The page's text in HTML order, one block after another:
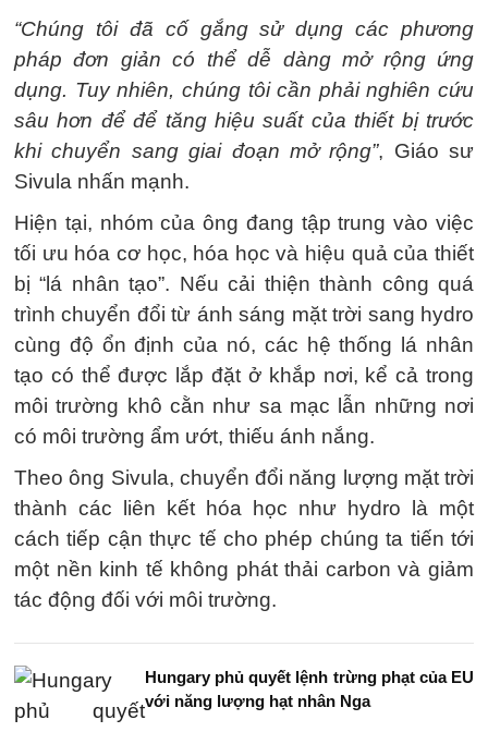
“Chúng tôi đã cố gắng sử dụng các phương
pháp đơn giản có thể dễ dàng mở rộng ứng
dụng. Tuy nhiên, chúng tôi cần phải nghiên cứu
sâu hơn để để tăng hiệu suất của thiết bị trước
khi chuyển sang giai đoạn mở rộng”, Giáo sư
Sivula nhấn mạnh.
Hiện tại, nhóm của ông đang tập trung vào việc
tối ưu hóa cơ học, hóa học và hiệu quả của thiết
bị “lá nhân tạo”. Nếu cải thiện thành công quá
trình chuyển đổi từ ánh sáng mặt trời sang hydro
cùng độ ổn định của nó, các hệ thống lá nhân
tạo có thể được lắp đặt ở khắp nơi, kể cả trong
môi trường khô cằn như sa mạc lẫn những nơi
có môi trường ẩm ướt, thiếu ánh nắng.
Theo ông Sivula, chuyển đổi năng lượng mặt trời
thành các liên kết hóa học như hydro là một
cách tiếp cận thực tế cho phép chúng ta tiến tới
một nền kinh tế không phát thải carbon và giảm
tác động đối với môi trường.
Hungary phủ quyết lệnh trừng phạt của EU
với năng lượng hạt nhân Nga